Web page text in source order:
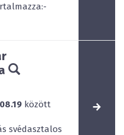
között
svédasztalos